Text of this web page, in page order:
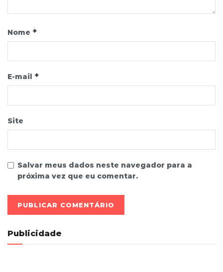
Nome *
E-mail *
Site
Salvar meus dados neste navegador para a
próxima vez que eu comentar.
Publicidade